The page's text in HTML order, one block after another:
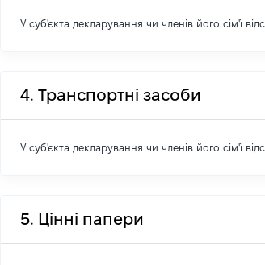
У суб'єкта декларування чи членів його сім'ї
4. Транспортні засоби
У суб'єкта декларування чи членів його сім'ї
5. Цінні папери